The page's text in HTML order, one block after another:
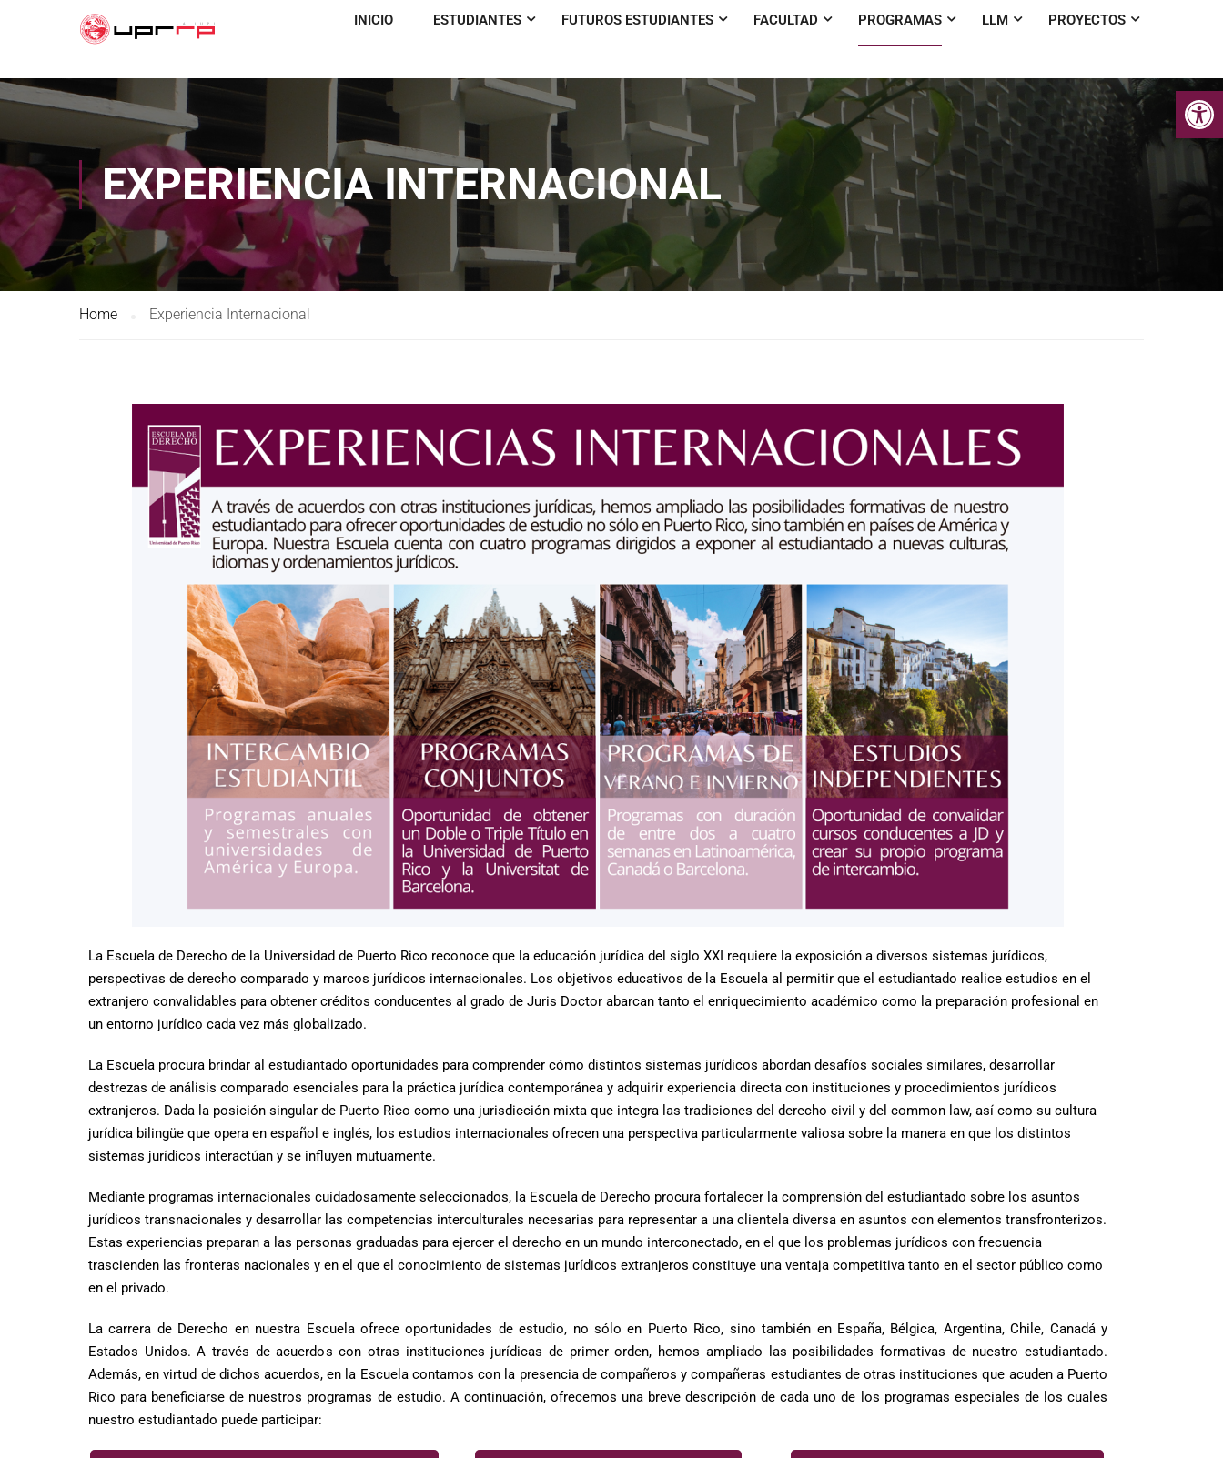
INICIO ESTUDIANTES FUTUROS ESTUDIANTES FACULTAD PROGRAMAS LLM PROYECTOS
EXPERIENCIA INTERNACIONAL
Home Experiencia Internacional
La Escuela de Derecho de la Universidad de Puerto Rico reconoce que la educación jurídica del siglo XXI requiere la exposición a diversos sistemas jurídicos,
perspectivas de derecho comparado y marcos jurídicos internacionales. Los objetivos educativos de la Escuela al permitir que el estudiantado realice estudios en el
extranjero convalidables para obtener créditos conducentes al grado de Juris Doctor abarcan tanto el enriquecimiento académico como la preparación profesional en
un entorno jurídico cada vez más globalizado.
La Escuela procura brindar al estudiantado oportunidades para comprender cómo distintos sistemas jurídicos abordan desafíos sociales similares, desarrollar
destrezas de análisis comparado esenciales para la práctica jurídica contemporánea y adquirir experiencia directa con instituciones y procedimientos jurídicos
extranjeros. Dada la posición singular de Puerto Rico como una jurisdicción mixta que integra las tradiciones del derecho civil y del common law, así como su cultura
jurídica bilingüe que opera en español e inglés, los estudios internacionales ofrecen una perspectiva particularmente valiosa sobre la manera en que los distintos
sistemas jurídicos interactúan y se influyen mutuamente.
Mediante programas internacionales cuidadosamente seleccionados, la Escuela de Derecho procura fortalecer la comprensión del estudiantado sobre los asuntos
jurídicos transnacionales y desarrollar las competencias interculturales necesarias para representar a una clientela diversa en asuntos con elementos transfronterizos.
Estas experiencias preparan a las personas graduadas para ejercer el derecho en un mundo interconectado, en el que los problemas jurídicos con frecuencia
trascienden las fronteras nacionales y en el que el conocimiento de sistemas jurídicos extranjeros constituye una ventaja competitiva tanto en el sector público como
en el privado.
La carrera de Derecho en nuestra Escuela ofrece oportunidades de estudio, no sólo en Puerto Rico, sino también en España, Bélgica, Argentina, Chile, Canadá y
Estados Unidos. A través de acuerdos con otras instituciones jurídicas de primer orden, hemos ampliado las posibilidades formativas de nuestro estudiantado.
Además, en virtud de dichos acuerdos, en la Escuela contamos con la presencia de compañeros y compañeras estudiantes de otras instituciones que acuden a Puerto
Rico para beneficiarse de nuestros programas de estudio. A continuación, ofrecemos una breve descripción de cada uno de los programas especiales de los cuales
nuestro estudiantado puede participar: